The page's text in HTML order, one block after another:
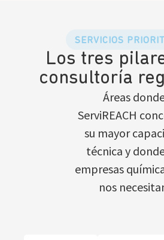
SERVICIOS
Los tres
consultoría
Áreas
ServiREACH
su mayor
técnica y
empresas
nos